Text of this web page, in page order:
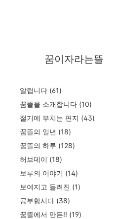
꿈이자라는뜰
알립니다 (61)
꿈뜰을 소개합니다 (10)
절기에 부치는 편지 (43)
꿈뜰의 일년 (18)
꿈뜰의 하루 (128)
허브데이 (18)
보루의 이야기 (14)
보여지고 들려진 (1)
공부합시다 (38)
꿈뜰에서 만든!! (19)